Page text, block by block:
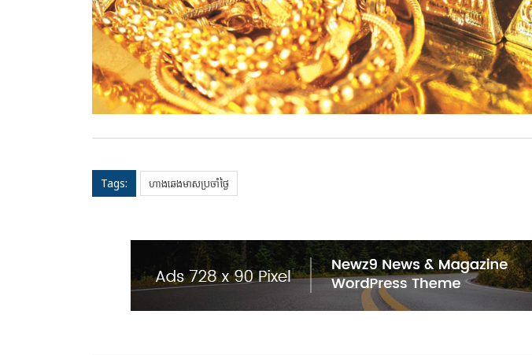
Tags: ហាងឆេងមាសប្រចាំថ្ងៃ